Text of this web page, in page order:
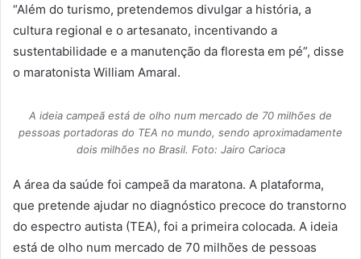
“Além do turismo, pretendemos divulgar a história, a
cultura regional e o artesanato, incentivando a
sustentabilidade e a manutenção da floresta em pé”, disse
o maratonista William Amaral.
A ideia campeã está de olho num mercado de 70 milhões de
pessoas portadoras do TEA no mundo, sendo aproximadamente
dois milhões no Brasil. Foto: Jairo Carioca
A área da saúde foi campeã da maratona. A plataforma,
que pretende ajudar no diagnóstico precoce do transtorno
do espectro autista (TEA), foi a primeira colocada. A ideia
está de olho num mercado de 70 milhões de pessoas